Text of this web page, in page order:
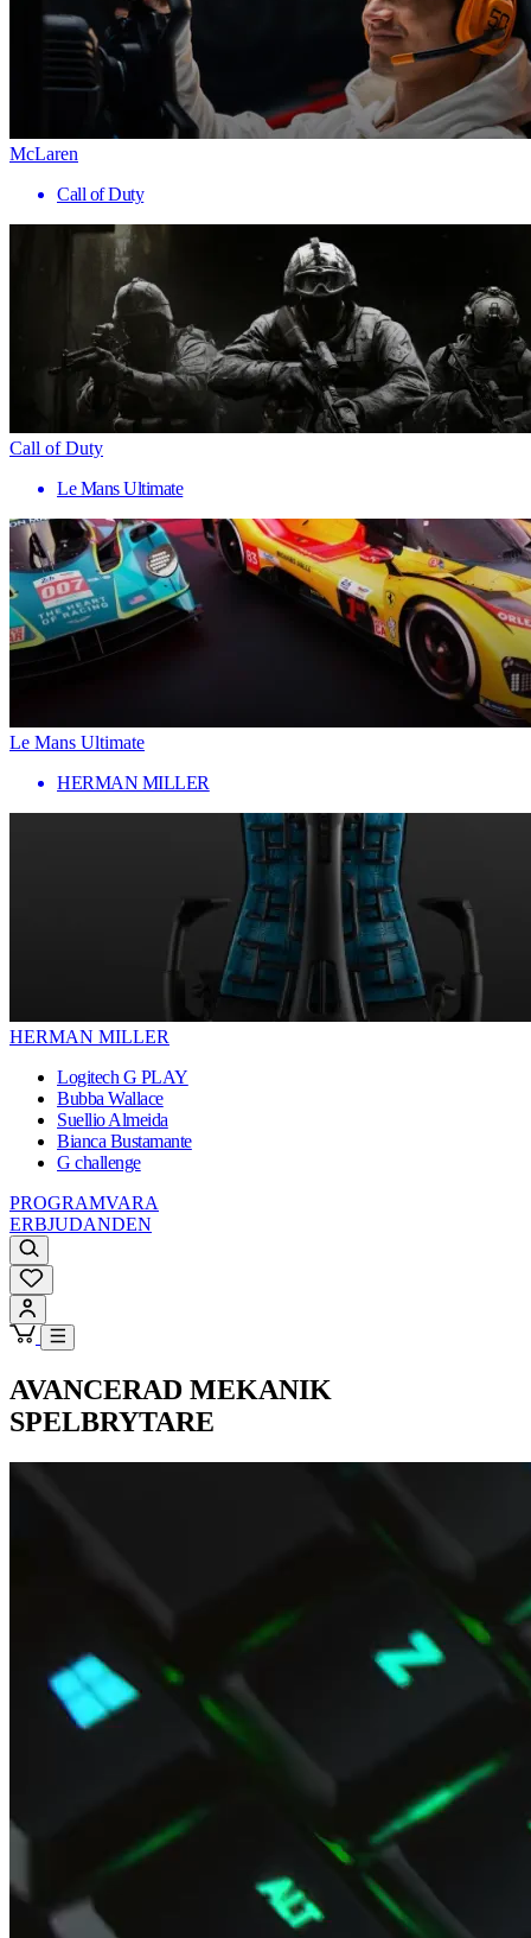
McLaren
Call of Duty
Call of Duty
Le Mans Ultimate
Le Mans Ultimate
HERMAN MILLER
HERMAN MILLER
Logitech G PLAY
Bubba Wallace
Suellio Almeida
Bianca Bustamante
G challenge
PROGRAMVARA
ERBJUDANDEN
AVANCERAD MEKANIK
SPELBRYTARE